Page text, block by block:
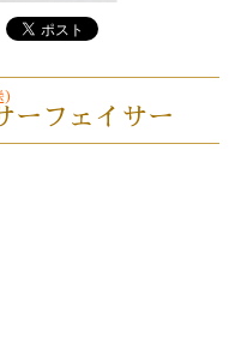
ーフェイサー